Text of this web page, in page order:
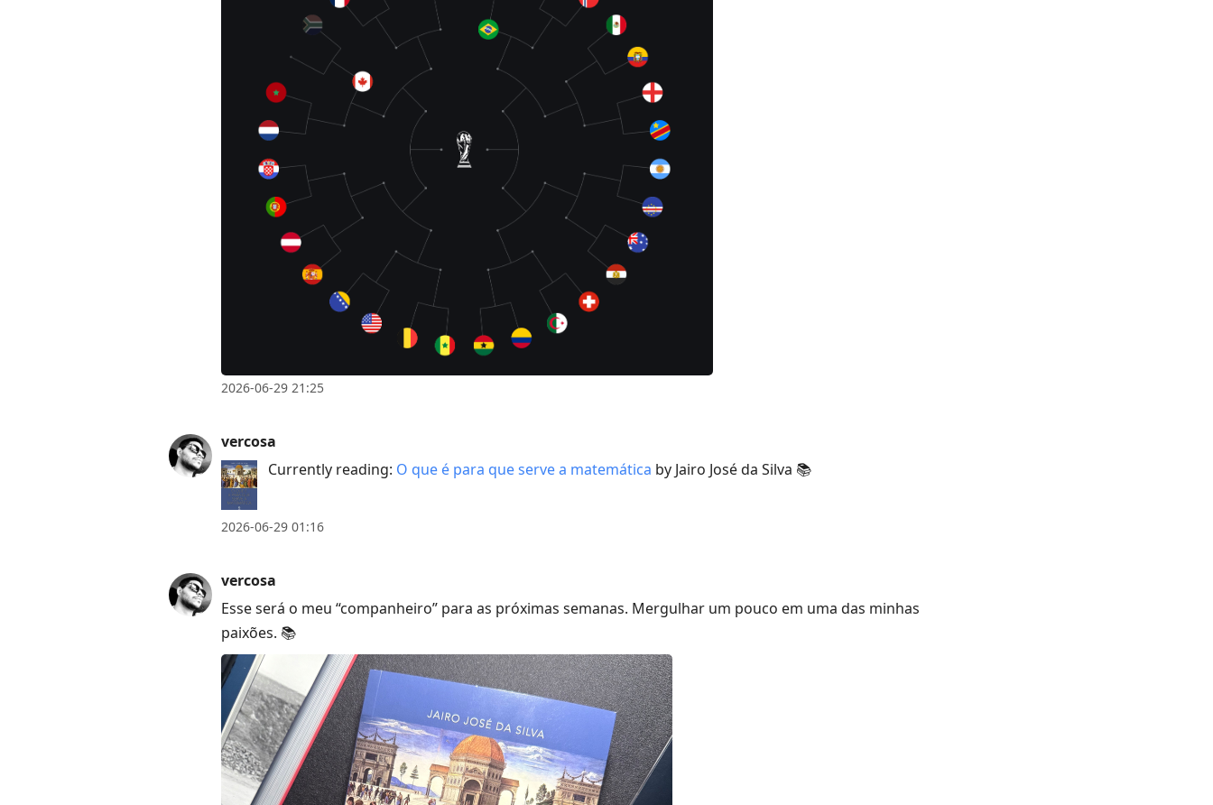
2026-06-29 21:25
vercosa
Currently reading: O que é para que serve a matemática by Jairo José da Silva 📚
2026-06-29 01:16
vercosa
Esse será o meu “companheiro” para as próximas semanas. Mergulhar um pouco em uma das minhas
paixões. 📚